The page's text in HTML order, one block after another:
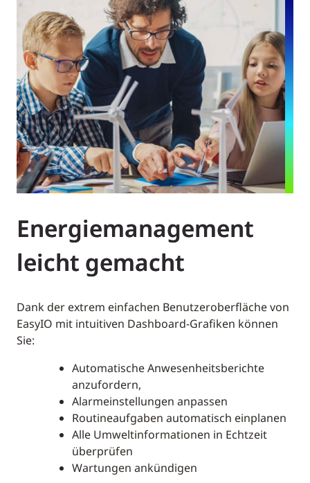
Energiemanagement
leicht gemacht
Dank der extrem einfachen Benutzeroberfläche von
EasyIO mit intuitiven Dashboard-Grafiken können
Sie:
Automatische Anwesenheitsberichte
anzufordern,
Alarmeinstellungen anpassen
Routineaufgaben automatisch einplanen
Alle Umweltinformationen in Echtzeit
überprüfen
Wartungen ankündigen